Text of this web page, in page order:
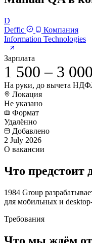
D
Deffic
Компания
Information Technologies
Зарплата
1 500 – 3
На руки, до вычета
Локация
Не указано
Формат
Удалённо
Добавлено
2 July 2026
О вакансии
Что предстоит
1984 Group
для мобильных и
Требования
Что мы ждём от